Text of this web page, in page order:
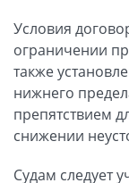
Условия
ограничении
также
нижнего
препятствием
снижении
Судам следует